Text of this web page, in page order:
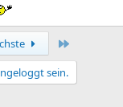
sein.